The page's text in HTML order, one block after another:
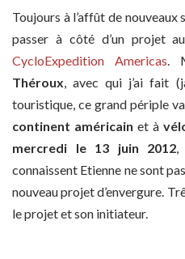
Toujours à l’affût de
passer à côté d’un projet
CycloExpedition Americas.
Théroux, avec qui j’ai fait
touristique, ce grand périple
continent américain et à
mercredi le 13 juin 2012,
connaissent Etienne ne sont
nouveau projet d’envergure.
le projet et son initiateur.